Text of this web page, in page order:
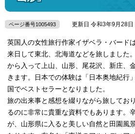
ページ番号1005493 更新日 令和3年9月28日
英国人の女性旅行作家イザベラ・バード
来日して東北、北海道などを旅しました
から入って上山、山形、尾花沢、新庄、
きます。日本での体験は「日本奥地紀行
国でベストセラーとなりました。
旅の出来事と感想を綴りながら旅してお
るのに非常に貴重な資料でもあります。
が、山形県に入ると美しい自然と田園風